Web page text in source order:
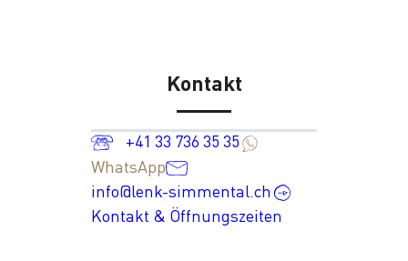
Kontakt
+41 33 736 35 35
WhatsApp
info@lenk-simmental.ch
Kontakt & Öffnungszeiten